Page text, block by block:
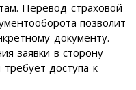
Перевод страховой
позволит
документу.
заявки в сторону
доступа к